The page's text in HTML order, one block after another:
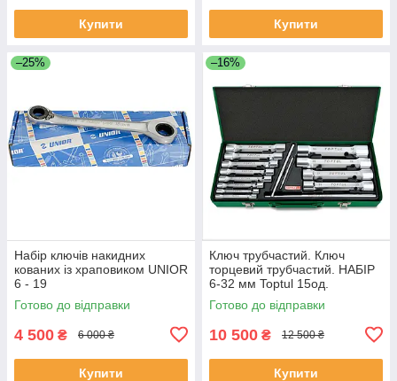
Купити Купити
–25%
Набір ключів накидних
кованих із храповиком UNIOR
6 - 19
Готово до відправки
4 500 ₴ 6 000 ₴
Купити
–16%
Ключ трубчастий. Ключ
торцевий трубчастий. НАБІР
6-32 мм Toptul 15од.
Готово до відправки
10 500 ₴ 12 500 ₴
Купити